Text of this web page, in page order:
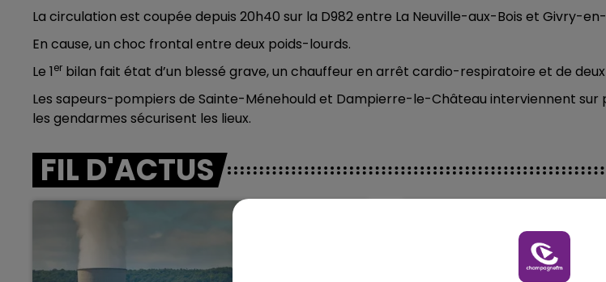
LE WEEK-END CHAMPAGNE FM
La circulation est coupée depuis 20h40 sur la D982 entre La Neuville-aux-Bois et Givry-
En cause, un choc frontal entre deux poids-lourds.
Le 1er bilan fait état d’un blessé grave, un chauffeur en arrêt cardio-respiratoire et de
Les sapeurs-pompiers de Sainte-Ménehould et Dampierre-le-Château interviennent sur
les gendarmes sécurisent les lieux.
FIL D'ACTUS